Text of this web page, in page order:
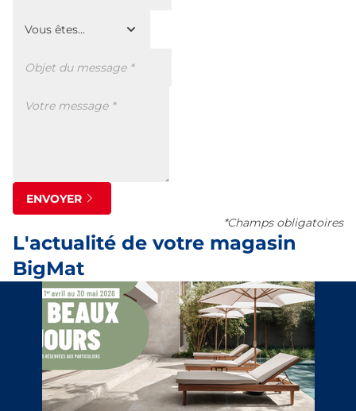
ENVOYER
*Champs obligatoires
L'actualité de votre magasin
BigMat